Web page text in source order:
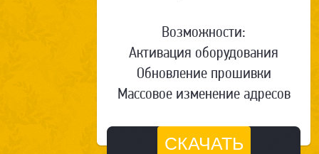
Возможности:
Активация оборудования
Обновление прошивки
Массовое изменение адресов
СКАЧАТЬ